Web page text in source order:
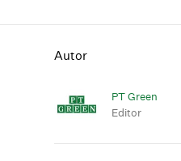
Autor
PT Green
Editor